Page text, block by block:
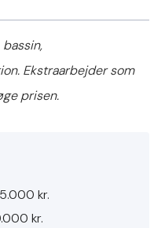
Ekstraarbejder som
prisen.
kr.
kr.